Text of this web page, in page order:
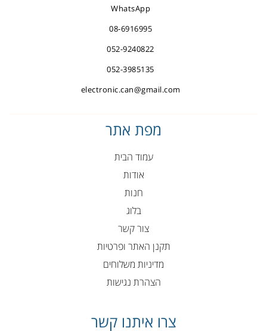
WhatsApp
08-6916995
052-9240822
052-3985135
electronic.can@gmail.com
מפת אתר
עמוד הבית
אודות
חנות
בלוג
צור קשר
תקנן האתר ופרטיות
מדיניות משלוחים
הצהרת נגישות
צרו איתנו קשר